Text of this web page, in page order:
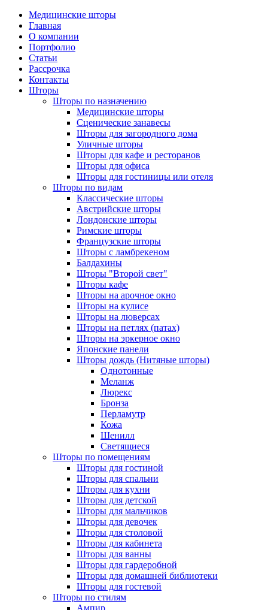
Медицинские шторы
Главная
О компании
Портфолио
Статьи
Рассрочка
Контакты
Шторы
Шторы по назначению
Медицинские шторы
Сценические занавесы
Шторы для загородного дома
Уличные шторы
Шторы для кафе и ресторанов
Шторы для офиса
Шторы для гостиницы или отеля
Шторы по видам
Классические шторы
Австрийские шторы
Лондонские шторы
Римские шторы
Французские шторы
Шторы с ламбрекеном
Балдахины
Шторы "Второй свет"
Шторы кафе
Шторы на арочное окно
Шторы на кулисе
Шторы на люверсах
Шторы на петлях (патах)
Шторы на эркерное окно
Японские панели
Шторы дождь (Нитяные шторы)
Однотонные
Меланж
Люрекс
Бронза
Перламутр
Кожа
Шенилл
Светящиеся
Шторы по помещениям
Шторы для гостиной
Шторы для спальни
Шторы для кухни
Шторы для детской
Шторы для мальчиков
Шторы для девочек
Шторы для столовой
Шторы для кабинета
Шторы для ванны
Шторы для гардеробной
Шторы для домашней библиотеки
Шторы для гостевой
Шторы по стилям
Ампир